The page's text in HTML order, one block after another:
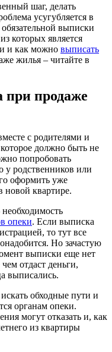
шаг, делать
усугубляется в
выписки
которых является
и как можно выписать
жилья – читайте в
при продаже
с родителями и
должно быть не
попробовать
у родственников или
оформить уже
квартире.
опеки. Если выписка
то тут все
Но зачастую
выписки еще нет
отдаст деньги,
выписались.
обходные пути и
органам опеки.
могут отказать и, как
из квартиры